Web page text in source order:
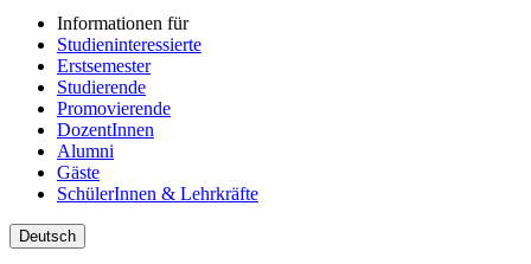
Informationen für
Studieninteressierte
Erstsemester
Studierende
Promovierende
DozentInnen
Alumni
Gäste
SchülerInnen & Lehrkräfte
Deutsch